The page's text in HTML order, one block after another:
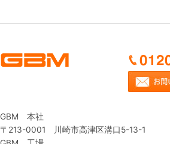
GBM 本社
〒213-0001 川崎市高津区溝口5-13-1